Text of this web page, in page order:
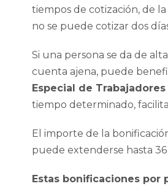
tiempos de cotización, de
no se puede cotizar dos
Si una persona se da de
cuenta ajena, puede
Especial de
tiempo determinado,
El importe de la
puede extenderse hasta 36
Estas bonificaciones